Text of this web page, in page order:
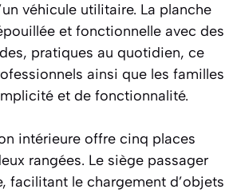
véhicule utilitaire. La planche
et fonctionnelle avec des
pratiques au quotidien, ce
ainsi que les familles
et de fonctionnalité.
intérieure offre cinq places
rangées. Le siège passager
facilitant le chargement d’objets